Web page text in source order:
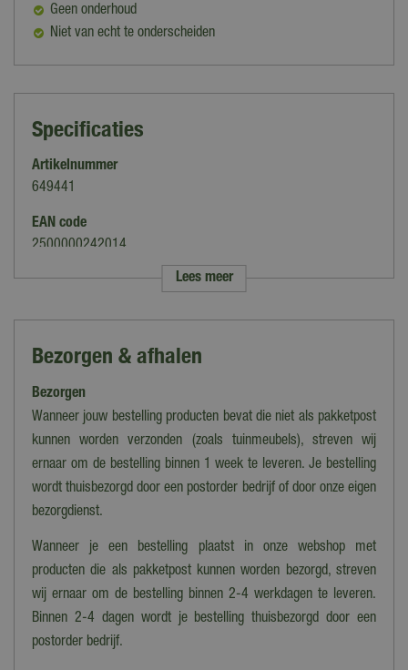
Geen onderhoud
Niet van echt te onderscheiden
Specificaties
Artikelnummer
649441
EAN code
2500000242014
Merk
Kunstplanten
Soort
Bamboe
Hoogte (cm)
Hoogte
180-200 cm
Lees meer
Bezorgen & afhalen
Bezorgen
Wanneer jouw bestelling producten bevat die niet als pakketpost
kunnen worden verzonden (zoals tuinmeubels), streven wij
ernaar om de bestelling binnen 1 week te leveren. Je bestelling
wordt thuisbezorgd door een postorder bedrijf of door onze eigen
bezorgdienst.
Wanneer je een bestelling plaatst in onze webshop met
producten die als pakketpost kunnen worden bezorgd, streven
wij ernaar om de bestelling binnen 2-4 werkdagen te leveren.
Binnen 2-4 dagen wordt je bestelling thuisbezorgd door een
postorder bedrijf.